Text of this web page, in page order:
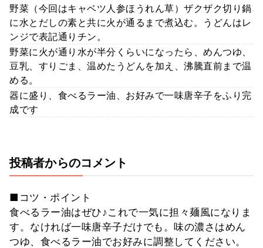
野菜（今回はキャベツ人参ほうれん草）ザクザク切り鍋
に水とだしの素と共に火が通るまで煮込む。うどんはレ
ンジで表記通りチン。
野菜に火が通り水が半分くらいになったら、めんつゆ、
豆乳、すりごま、温めたうどんを加え、沸騰直前まで温
める。
器に盛り、食べるラー油、お好みで一味唐辛子をふり完
成です
投稿者からのコメント
■コツ・ポイント
食べるラー油はぜひ♪これで一気に担々麺風になりま
す。なければ一味唐辛子だけでも。味の濃さはめん
つゆ、食べるラー油でお好みに調整してください。